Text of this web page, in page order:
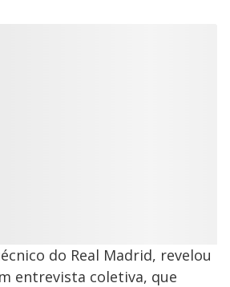
do Real Madrid, revelou
entrevista coletiva, que